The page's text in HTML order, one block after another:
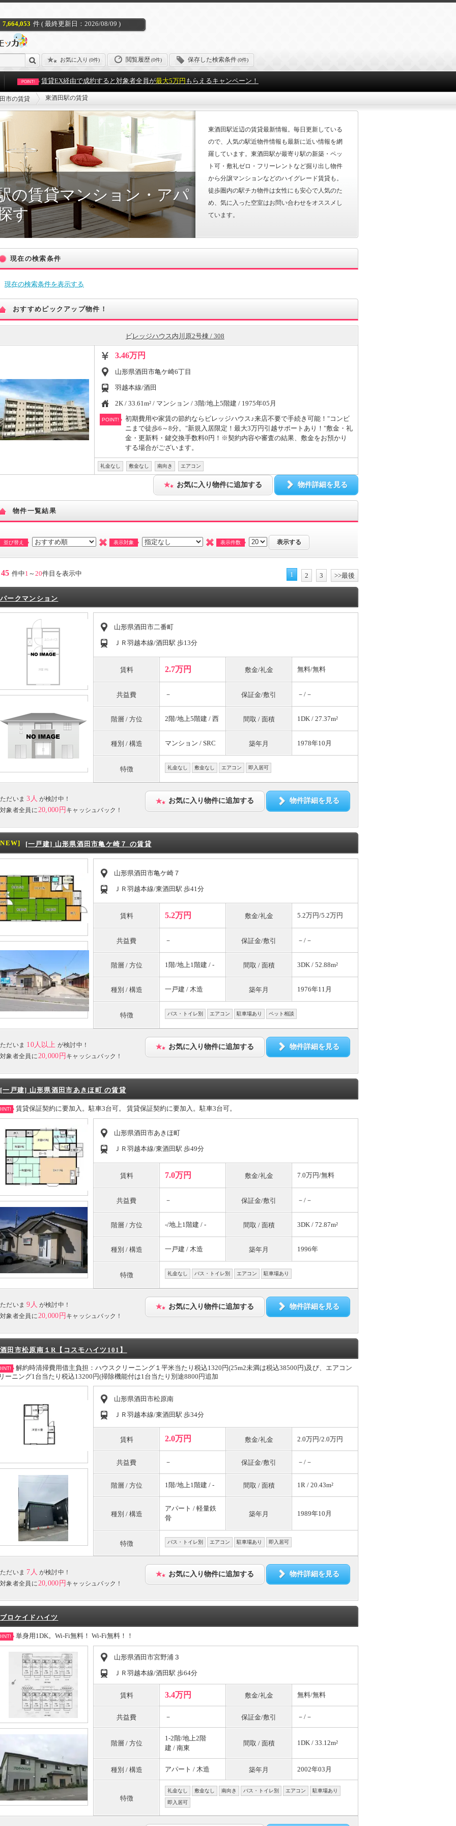
7,664,053 件 ( 最終更新日：2026/08/09 )
お気に入り (0件) 閲覧履歴(0件) 保存した検索条件(0件)
POINT! 賃貸EX経由で成約すると対象者全員が最大5万円 もらえるキャンペーン！
市の賃貸 東酒田駅の賃貸
の賃貸マンション・アパ
す
東酒田駅近辺の賃貸最新情報。毎日更新している
ので、人気の駅近物件情報も最新に近い情報を網
羅しています。東酒田駅が最寄り駅の新築・ペッ
ト可・敷礼ゼロ・フリーレントなど掘り出し物件
から分譲マンションなどのハイグレード賃貸も。
徒歩圏内の駅チカ物件は女性にも安心で人気のた
め、気に入った空室はお問い合わせをオススメし
ています。
現在の検索条件
現在の検索条件を表示する
おすすめピックアップ物件！
ビレッジハウス内川原2号棟 / 308
3.46万円
山形県酒田市亀ケ崎6丁目
羽越本線/酒田
2K / 33.61m² / マンション / 3階/地上5階建 / 1975年05月
POINT!
初期費用や家賃の節約ならビレッジハウス♪来店不要で手続き可能！"コンビ
ニまで徒歩6～8分。"新規入居限定！最大3万円引越サポートあり！"敷金・礼
金・更新料・鍵交換手数料0円！※契約内容や審査の結果、敷金をお預かり
する場合がございます。
礼金なし 敷金なし 南向き エアコン
お気に入り物件に追加する 物件詳細を見る
物件一覧結果
並び替え 表示対象 表示件数
45 件中1 ～ 20件目を表示中 1 2 3 >>最後
パークマンション
山形県酒田市二番町
ＪＲ羽越本線/酒田駅 歩13分
賃料 2.7万円 敷金/礼金 無料/無料
共益費 － 保証金/敷引 －/－
階層 / 方位 2階/地上5階建 / 西 間取 / 面積 1DK / 27.37m²
種別 / 構造 マンション / SRC 築年月 1978年10月
特徴 礼金なし 敷金なし エアコン 即入居可
ただいま 3人 が検討中！
対象者全員に20,000円 キャッシュバック！
お気に入り物件に追加する 物件詳細を見る
[一戸建] 山形県酒田市亀ケ崎７ の賃貸
山形県酒田市亀ケ崎７
ＪＲ羽越本線/東酒田駅 歩41分
賃料 5.2万円 敷金/礼金 5.2万円/5.2万円
共益費 － 保証金/敷引 －/－
階層 / 方位 1階/地上1階建 / - 間取 / 面積 3DK / 52.88m²
種別 / 構造 一戸建 / 木造 築年月 1976年11月
特徴 バス・トイレ別 エアコン 駐車場あり ペット相談
ただいま 10人以上 が検討中！
対象者全員に 20,000円 キャッシュバック！
お気に入り物件に追加する 物件詳細を見る
[一戸建] 山形県酒田市あきほ町 の賃貸
賃貸保証契約に要加入。駐車3台可。 賃貸保証契約に要加入。駐車3台可。
山形県酒田市あきほ町
ＪＲ羽越本線/東酒田駅 歩49分
賃料 7.0万円 敷金/礼金 7.0万円/無料
共益費 － 保証金/敷引 －/－
階層 / 方位 -/地上1階建 / - 間取 / 面積 3DK / 72.87m²
種別 / 構造 一戸建 / 木造 築年月 1996年
特徴 礼金なし バス・トイレ別 エアコン 駐車場あり
ただいま 9人 が検討中！
対象者全員に 20,000円 キャッシュバック！
お気に入り物件に追加する 物件詳細を見る
酒田市松原南１R【コスモハイツ101】
解約時清掃費用借主負担：ハウスクリーニング１平米当たり税込1320円(25m2未満は税込38500円)及び、エアコン
ーニング1台当たり税込13200円(掃除機能付は1台当たり別途8800円追加
山形県酒田市松原南
ＪＲ羽越本線/東酒田駅 歩34分
賃料 2.0万円 敷金/礼金 2.0万円/2.0万円
共益費 － 保証金/敷引 －/－
階層 / 方位 1階/地上1階建 / - 間取 / 面積 1R / 20.43m²
種別 / 構造
アパート / 軽量鉄
骨
築年月 1989年10月
特徴 バス・トイレ別 エアコン 駐車場あり 即入居可
ただいま 7人 が検討中！
対象者全員に20,000円 キャッシュバック！
お気に入り物件に追加する 物件詳細を見る
ブロケイドハイツ
単身用1DK。Wi-Fi無料！ Wi-Fi無料！！
山形県酒田市宮野浦３
ＪＲ羽越本線/酒田駅 歩64分
賃料 3.4万円 敷金/礼金 無料/無料
共益費 － 保証金/敷引 －/－
階層 / 方位
1-2階/地上2階
建 / 南東
間取 / 面積 1DK / 33.12m²
種別 / 構造 アパート / 木造 築年月 2002年03月
特徴
礼金なし 敷金なし 南向き バス・トイレ別 エアコン 駐車場あり
即入居可